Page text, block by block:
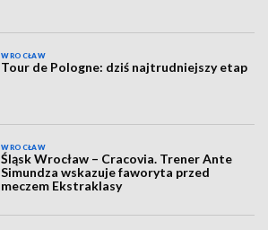
WROCŁAW
Tour de Pologne: dziś najtrudniejszy etap
WROCŁAW
Śląsk Wrocław – Cracovia. Trener Ante
Simundza wskazuje faworyta przed
meczem Ekstraklasy